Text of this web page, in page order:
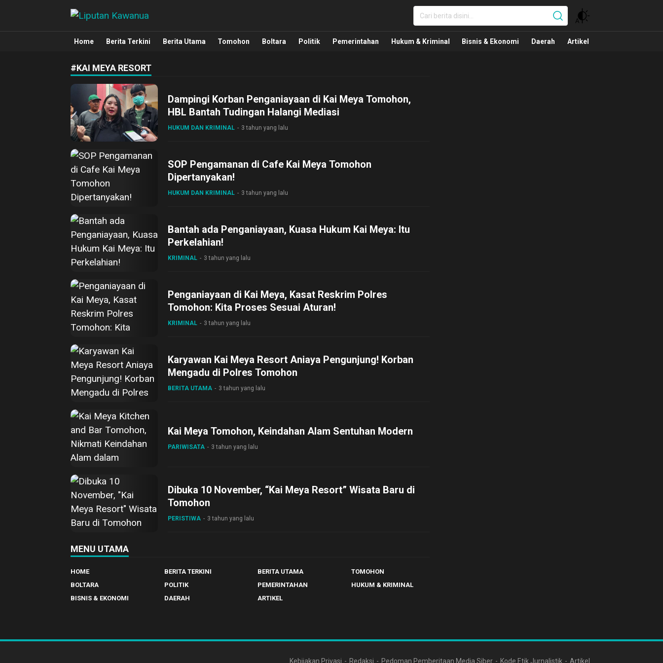
Liputan Kawanua
Berita Manado, Sulawesi Utara, Kawanua, Politik, Pemerintahan, Hukum Kriminal dan Nasional
Home Berita Terkini Berita Utama Tomohon Boltara Politik Pemerintahan Hukum & Kriminal Bisnis & Ekonomi Daerah Artikel
#KAI MEYA RESORT
Dampingi Korban Penganiayaan di Kai Meya Tomohon,
HBL Bantah Tudingan Halangi Mediasi
HUKUM DAN KRIMINAL 3 tahun yang lalu
SOP Pengamanan di Cafe Kai Meya Tomohon
Dipertanyakan!
HUKUM DAN KRIMINAL 3 tahun yang lalu
Bantah ada Penganiayaan, Kuasa Hukum Kai Meya: Itu
Perkelahian!
KRIMINAL 3 tahun yang lalu
Penganiayaan di Kai Meya, Kasat Reskrim Polres
Tomohon: Kita Proses Sesuai Aturan!
KRIMINAL 3 tahun yang lalu
Karyawan Kai Meya Resort Aniaya Pengunjung! Korban
Mengadu di Polres Tomohon
BERITA UTAMA 3 tahun yang lalu
Kai Meya Tomohon, Keindahan Alam Sentuhan Modern
PARIWISATA 3 tahun yang lalu
Dibuka 10 November, “Kai Meya Resort” Wisata Baru di
Tomohon
PERISTIWA 3 tahun yang lalu
MENU UTAMA
HOME BERITA TERKINI BERITA UTAMA
TOMOHON
BOLTARA
POLITIK PEMERINTAHAN
HUKUM & KRIMINAL
BISNIS & EKONOMI
DAERAH ARTIKEL
Kebijakan Privasi Redaksi Pedoman Pemberitaan Media Siber Kode Etik Jurnalistik Artikel